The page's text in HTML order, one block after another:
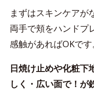
まずはスキンケアが
両手で頬をハンドプ
感触があればOKです
日焼け止めや化粧下
しく・広い面で！が